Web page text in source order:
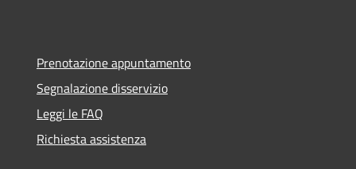
Prenotazione appuntamento
Segnalazione disservizio
Leggi le FAQ
Richiesta assistenza